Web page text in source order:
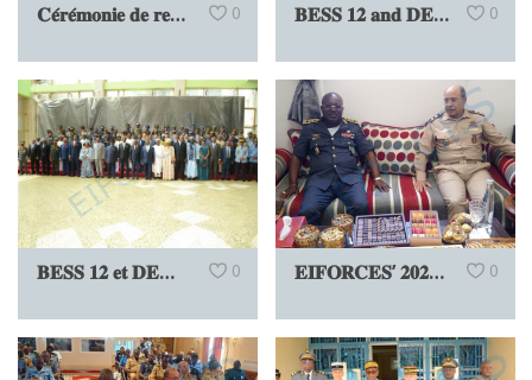
𝐂𝐞́𝐫𝐞́𝐦𝐨𝐧𝐢𝐞 𝐝𝐞 𝐫𝐞𝐦𝐢𝐬𝐞 𝐝𝐞𝐬 𝐜𝐥𝐞́𝐬 𝐝𝐮 𝐒𝐭𝐫𝐚𝐭𝐞𝐠𝐢𝐜 𝐂𝐨𝐦𝐦𝐚𝐧𝐝 𝐂𝐞𝐧𝐭𝐞𝐫, 𝐜𝐨𝐧𝐬𝐭𝐫𝐮𝐢𝐭 𝐬𝐮𝐫 𝐟𝐢𝐧𝐚𝐧𝐜𝐞𝐦𝐞𝐧𝐭 𝐝𝐞 𝐥’𝐀𝐏𝐒𝐓𝐀 0 𝐁𝐄𝐒𝐒 𝟏𝟐 𝐚𝐧𝐝 𝐃𝐄𝐌𝐅𝐒 𝟏𝟐: 𝐓𝐡𝐞 𝐂𝐫𝐨𝐰𝐧𝐢𝐧𝐠 𝐆𝐥𝐨𝐫𝐲 0
𝐁𝐄𝐒𝐒 𝟏𝟐 𝐞𝐭 𝐃𝐄𝐌𝐅𝐒 𝟏𝟐 : 𝐋’𝐚𝐩𝐨𝐭𝐡𝐞́𝐨𝐬𝐞 0 𝐄𝐈𝐅𝐎𝐑𝐂𝐄𝐒’ 𝟐𝟎𝟐𝟔 𝐒𝐓𝐔𝐃𝐘 𝐌𝐈𝐒𝐒𝐈𝐎𝐍𝐒: 𝐅𝐑𝐎𝐌 𝐒𝐖𝐈𝐓𝐙𝐄𝐑𝐋𝐀𝐍𝐃 𝐓𝐎 𝐓𝐇𝐄 𝐅𝐈𝐍𝐀𝐋 𝐒𝐓𝐎𝐏 𝐈𝐍 𝐌𝐎𝐑𝐎𝐂𝐂𝐎 0